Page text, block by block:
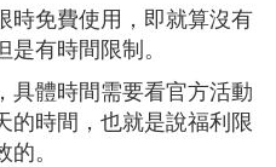
時免費使用，即就算沒有
有時間限制。
具體時間需要看官方活動
的時間，也就是說福利限
。